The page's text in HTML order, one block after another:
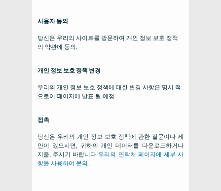
사용자 동의
당신은 우리의 사이트를 방문하여 개인 정보 보호 정책
의 약관에 동의.
개인 정보 보호 정책 변경
우리의 개인 정보 보호 정책에 대한 변경 사항은 명시 적
으로이 페이지에 발표 될 예정.
접촉
당신은 우리의 개인 정보 보호 정책에 관한 질문이나 제
안이 있으시면, 귀하의 개인 데이터를 다운로드하거나
지울, 주시기 바랍니다 우리의 연락처 페이지에 세부 사
항을 사용하여 문의 .